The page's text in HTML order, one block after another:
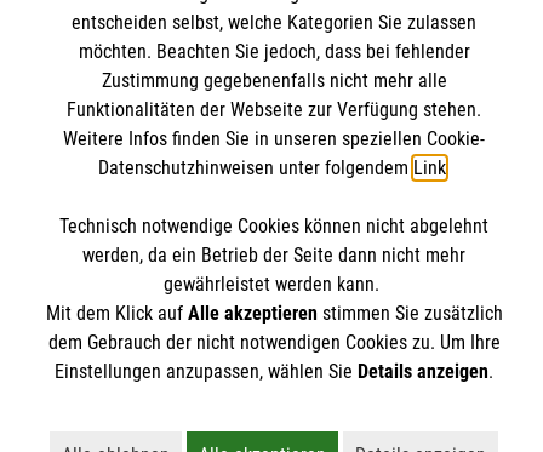
Barrierefreiheit
Malteserorden
Malteser Jugend
Malteser International
Sharepoint
Spendenkonto
Empfänger: Malteser Hilfsdienst e.V.
BIC: GENODED 1PA7
Soziale Netzwerke
Der Malteser Hilfsdienst e.V. ist als eingetragene
gemeinnützige Organisation von der Körperschaft- und
entscheiden selbst, welche Kategorien Sie zulassen
möchten. Beachten Sie jedoch, dass bei fehlender
Zustimmung gegebenenfalls nicht mehr alle
Funktionalitäten der Webseite zur Verfügung stehen.
Weitere Infos finden Sie in unseren speziellen Cookie-
Datenschutzhinweisen unter folgendem Link.
Technisch notwendige Cookies können nicht abgelehnt
werden, da ein Betrieb der Seite dann nicht mehr
gewährleistet werden kann.
Mit dem Klick auf Alle akzeptierenstimmen Sie zusätzlich
dem Gebrauch der nicht notwendigen Cookies zu. Um Ihre
Einstellungen anzupassen, wählen Sie Details anzeigen.